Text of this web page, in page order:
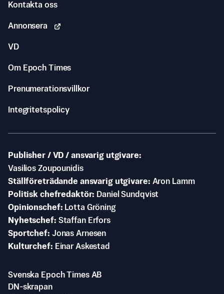
Kontakta oss
Annonsera
VD
Om Epoch Times
Prenumerationsvillkor
Integritetspolicy
Publisher / VD / ansvarig utgivare
Vasilios Zoupounidis
Ställföreträdande ansvarig utgivare Aron Lamm
Politisk chefredaktör
Daniel Sundqvist
Opinionschef
Lotta Gröning
Nyhetschef Staffan Erfors
Sportchef Jonas Arnesen
Kulturchef
Einar Askestad
Svenska Epoch Times AB
DN-skrapan